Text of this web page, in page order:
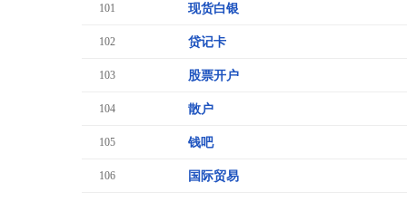
101 现货白银
102 贷记卡
103 股票开户
104 散户
105 钱吧
106 国际贸易